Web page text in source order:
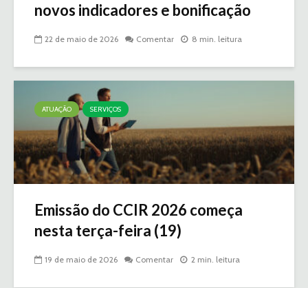
novos indicadores e bonificação
22 de maio de 2026 Comentar 8 min. leitura
ATUAÇÃO SERVIÇOS
Emissão do CCIR 2026 começa
nesta terça-feira (19)
19 de maio de 2026 Comentar 2 min. leitura